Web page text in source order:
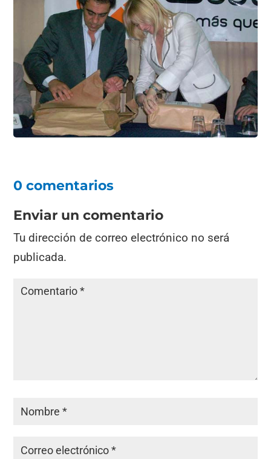
0 comentarios
Enviar un comentario
Tu dirección de correo electrónico no será
publicada.